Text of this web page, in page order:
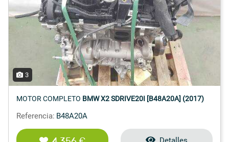
3
MOTOR COMPLETO BMW X2 SDRIVE20I [B48A20A] (2017)
Referencia: B48A20A